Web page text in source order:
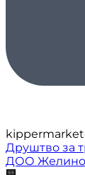
Друштво за
ДОО Желино